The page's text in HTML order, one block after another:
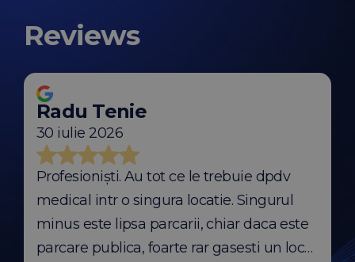
Reviews
Radu Tenie
30 iulie 2026
Profesioniști. Au tot ce le trebuie dpdv
medical intr o singura locatie. Singurul
minus este lipsa parcarii, chiar daca este
parcare publica, foarte rar gasesti un loc